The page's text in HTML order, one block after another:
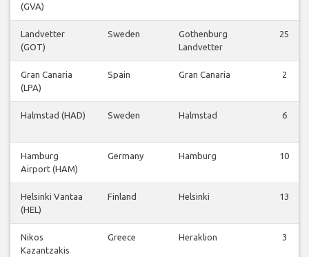
(GVA)
Landvetter
(GOT)
Sweden
Gothenburg
Landvetter
25
Gran Canaria
(LPA)
Spain Gran Canaria 2
Halmstad (HAD) Sweden Halmstad 6
Hamburg
Airport (HAM)
Germany Hamburg 10
Helsinki Vantaa
(HEL)
Finland Helsinki 13
Nikos
Kazantzakis
Greece Heraklion 3